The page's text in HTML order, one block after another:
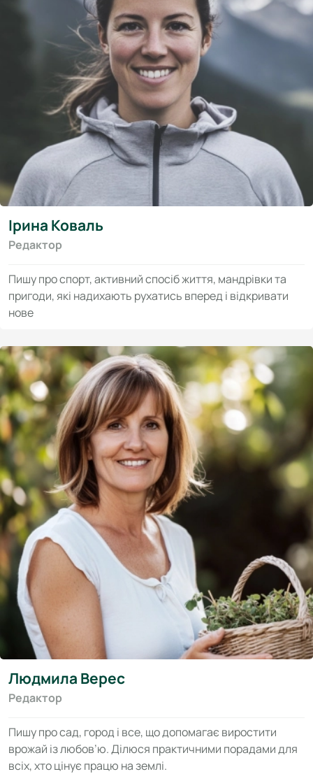
Ірина Коваль
Редактор
Пишу про спорт, активний спосіб життя, мандрівки та
пригоди, які надихають рухатись вперед і відкривати
нове
Людмила Верес
Редактор
Пишу про сад, город і все, що допомагає виростити
врожай із любов’ю. Ділюся практичними порадами для
всіх, хто цінує працю на землі.